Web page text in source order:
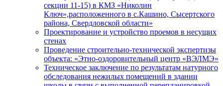
секции 11-15) в КМЗ «Николин
Ключ»,расположенного в с.Кашино, Сысертского
района, Свердловской области»
Проектирование и устройство проемов в несущих
стенах
Проведение строительно-технической экспертизы
объекта: «Этно-оздоровительный центр «ВЭЛМЭ»
Техническое заключение по результатам натурного
обследования нежилых помещений в здании